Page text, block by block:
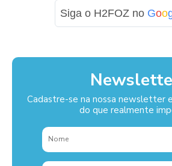
Siga o H2FOZ no Goo
Cadastre-se na nossa newsletter
do que realmente